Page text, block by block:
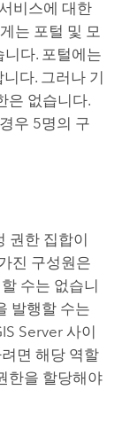
비스에 대한
는 포털 및 모
다. 포털에는
다. 그러나 기
은 없습니다.
우 5명의 구
권한 집합이
진 구성원은
수는 없습니
발행할 수는
Server사이
면 해당 역할
한을 할당해야